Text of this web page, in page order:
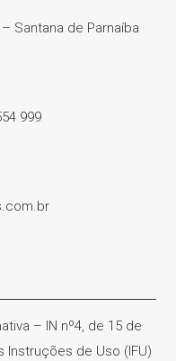
Santana de Parnaíba
999
– IN nº4, de 15 de
Instruções de Uso (IFU)